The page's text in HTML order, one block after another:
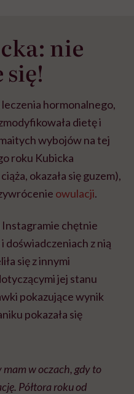
nie
hormonalnego,
dietę i
wybojów na tej
roku Kubicka
okazała się guzem),
owulacji.
chętnie
doświadczeniach z nią
się z innymi
jej stanu
pokazujące wynik
pokazała się
mam w oczach, gdy to
Półtora roku od